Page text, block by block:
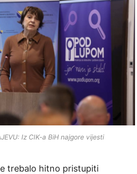
Iz CIK-a BiH najgore vijesti
trebalo hitno pristupiti